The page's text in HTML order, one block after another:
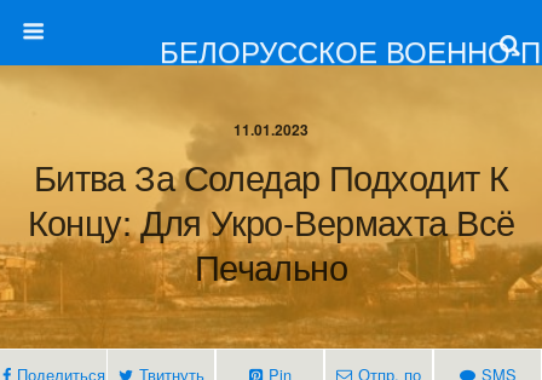
БЕЛОРУССКОЕ ВОЕННО-
11.01.2023
Битва За Соледар Подходит К
Концу: Для Укро-Вермахта Всё
Печально
Поделиться Твитнуть Pin
Отпр. по
SMS